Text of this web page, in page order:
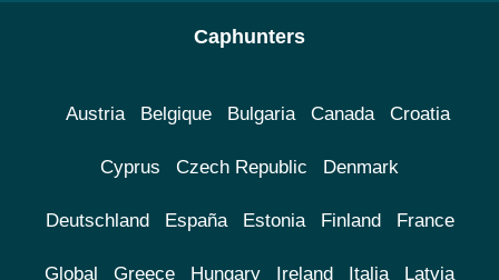
Caphunters
Austria Belgique Bulgaria Canada Croatia
Cyprus Czech Republic Denmark
Deutschland España Estonia Finland France
Global Greece Hungary Ireland Italia Latvia